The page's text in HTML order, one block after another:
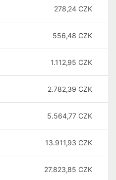
278,24 CZK
556,48 CZK
1.112,95 CZK
2.782,39 CZK
5.564,77 CZK
13.911,93 CZK
27.823,85 CZK